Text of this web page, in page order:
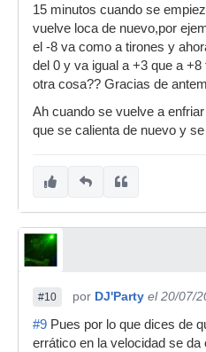
15 minutos cuando se
vuelve loca de nuevo,por
el -8 va como a tirones y
del 0 y va igual a +3 que a
otra cosa?? Gracias de
Ah cuando se vuelve a
que se calienta de nuevo y
#10 por DJ'Party el 20/07/
#9 Pues por lo que dices de
errático en la velocidad se